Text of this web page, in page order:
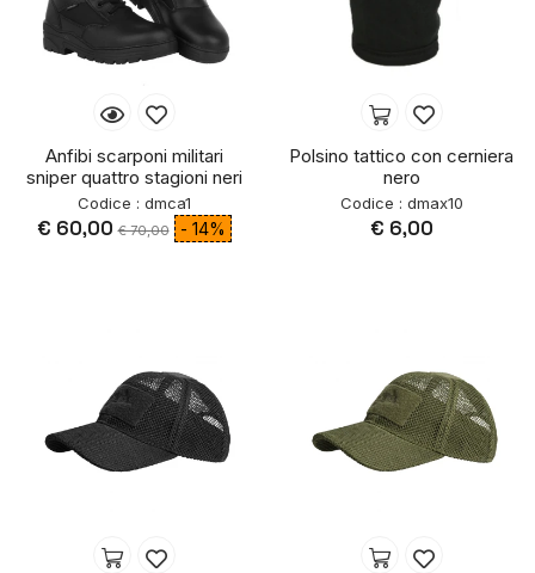
Anfibi scarponi militari
sniper quattro stagioni neri
Codice : dmca1
€ 60,00 € 70,00 - 14%
Polsino tattico con cerniera
nero
Codice : dmax10
€ 6,00